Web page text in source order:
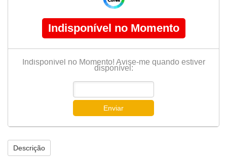
Indisponível no Momento
Indisponível no Momento! Avise-me quando estiver
disponível:
Enviar
Descrição